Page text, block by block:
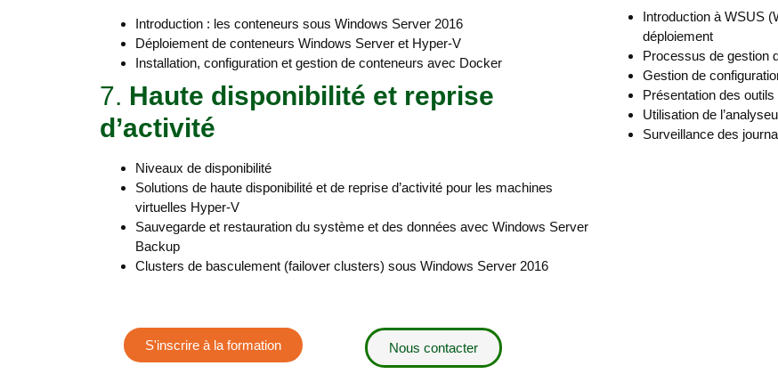
Introduction : les conteneurs sous Windows Server 2016
Déploiement de conteneurs Windows Server et Hyper-V
Installation, configuration et gestion de conteneurs avec Docker
7. Haute disponibilité et reprise
d’activité
Niveaux de disponibilité
Solutions de haute disponibilité et de reprise d’activité pour les machines
virtuelles Hyper-V
Sauvegarde et restauration du système et des données avec Windows Server
Backup
Clusters de basculement (failover clusters) sous Windows Server 2016
Introduction à WSUS
déploiement
Processus de gestion
Gestion de
Présentation des
Utilisation de
Surveillance des
S'inscrire à la formation Nous contacter